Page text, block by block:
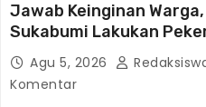
Jawab Keinginan
Sukabumi Lakukan
Jalan Karangtengah
Agu 5, 2026
Komentar